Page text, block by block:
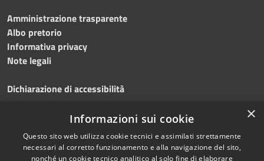
Amministrazione trasparente
Albo pretorio
Informativa privacy
Note legali
Dichiarazione di accessibilità
Obiettivi accessibilità 2026
×
Informazioni sui cookie
Questo sito web utilizza cookie tecnici e assimilati strettamente
necessari al corretto funzionamento e alla navigazione del sito,
nonché un cookie tecnico analitico al solo fine di elaborare